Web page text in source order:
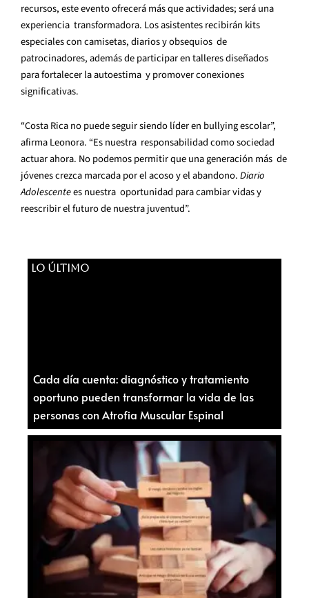
recursos, este evento ofrecerá más que actividades; será una
experiencia transformadora. Los asistentes recibirán kits
especiales con camisetas, diarios y obsequios de
patrocinadores, además de participar en talleres diseñados
para fortalecer la autoestima y promover conexiones
significativas.
“Costa Rica no puede seguir siendo líder en bullying escolar”,
afirma Leonora. “Es nuestra responsabilidad como sociedad
actuar ahora. No podemos permitir que una generación más de
jóvenes crezca marcada por el acoso y el abandono.Diario
Adolescentees nuestra oportunidad para cambiar vidas y
reescribir el futuro de nuestra juventud”.
LO ÚLTIMO
Cada día cuenta: diagnóstico y tratamiento
oportuno pueden transformar la vida de las
personas con Atrofia Muscular Espinal